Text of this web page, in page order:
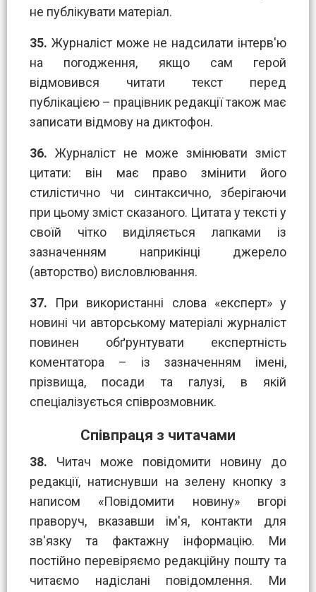
не публікувати матеріал.
35. Журналіст може не надсилати інтерв'ю
на погодження, якщо сам герой
відмовився читати текст перед
публікацією – працівник редакції також має
записати відмову на диктофон.
36. Журналіст не може змінювати зміст
цитати: він має право змінити його
стилістично чи синтаксично, зберігаючи
при цьому зміст сказаного. Цитата у тексті у
своїй чітко виділяється лапками із
зазначенням наприкінці джерело
(авторство) висловлювання.
37. При використанні слова «експерт» у
новині чи авторському матеріалі журналіст
повинен обґрунтувати експертність
коментатора – із зазначенням імені,
прізвища, посади та галузі, в якій
спеціалізується співрозмовник.
Співпраця з читачами
38. Читач може повідомити новину до
редакції, натиснувши на зелену кнопку з
написом «Повідомити новину» вгорі
праворуч, вказавши ім'я, контакти для
зв'язку та фактажну інформацію. Ми
постійно перевіряємо редакційну пошту та
читаємо надіслані повідомлення. Ми